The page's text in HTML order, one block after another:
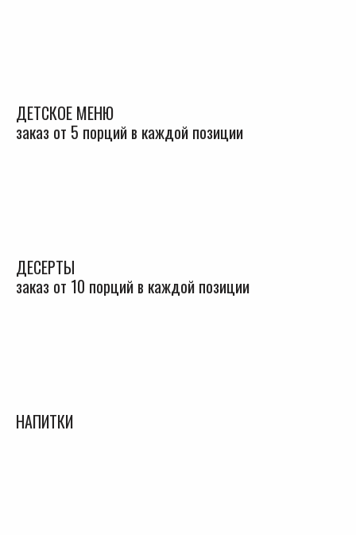
ДЕТСКОЕ МЕНЮ
заказ от 5 порций в каждой позиции
ДЕСЕРТЫ
заказ от 10 порций в каждой позиции
НАПИТКИ